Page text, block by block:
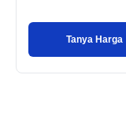
Tanya Harga